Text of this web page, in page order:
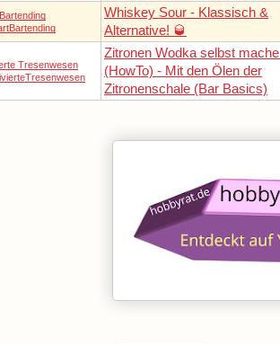
Whiskey Sour - Klassisch &
Alternative! 🥃
Tresenwesen
Zitronen Wodka selbst
(HowTo) - Mit den Ölen der
Zitronenschale (Bar Basics)